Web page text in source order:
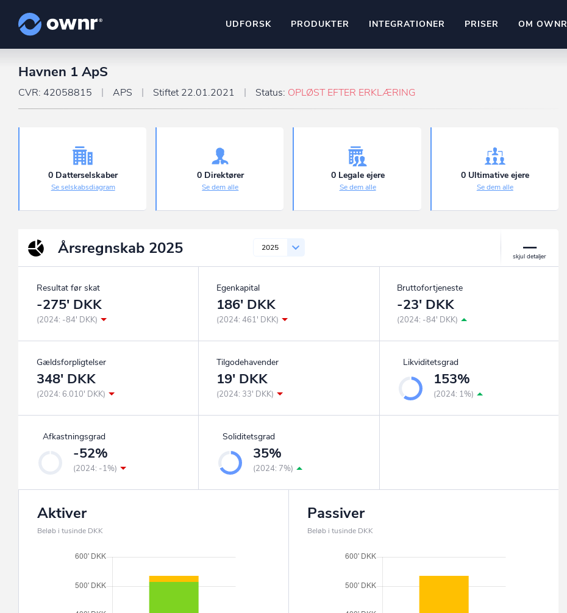
UDFORSK PRODUKTER
Hold dig opdateret og compliant
ownr Pipeline
Identificer salgsklare kundeemner
INTEGRATIONER
Kun fantasien sætter grænsen
Ownr ajour goes supersonic
PRISER OM OWNR
Havnen 1 ApS
CVR: 42058815 APS Stiftet 22.01.2021 Status: OPLØST EFTER ERKLÆRING
0 Datterselskaber
Se selskabsdiagram
0 Direktører
Se dem alle
0 Legale ejere
Se dem alle
0 Ultimative ejere
Se dem alle
Årsregnskab 2025 2025
Resultat før skat
-275' DKK
(2024: -84' DKK)
Egenkapital
186' DKK
(2024: 461' DKK)
Bruttofortjeneste
-23' DKK
(2024: -84' DKK)
Gældsforpligtelser
348' DKK
(2024: 6.010' DKK)
Tilgodehavender
19' DKK
(2024: 33' DKK)
Likviditetsgrad
153%
(2024: 1%)
Afkastningsgrad
-52%
(2024: -1%)
Soliditetsgrad
35%
(2024: 7%)
Aktiver
Beløb i tusinde DKK
Passiver
Beløb i tusinde DKK